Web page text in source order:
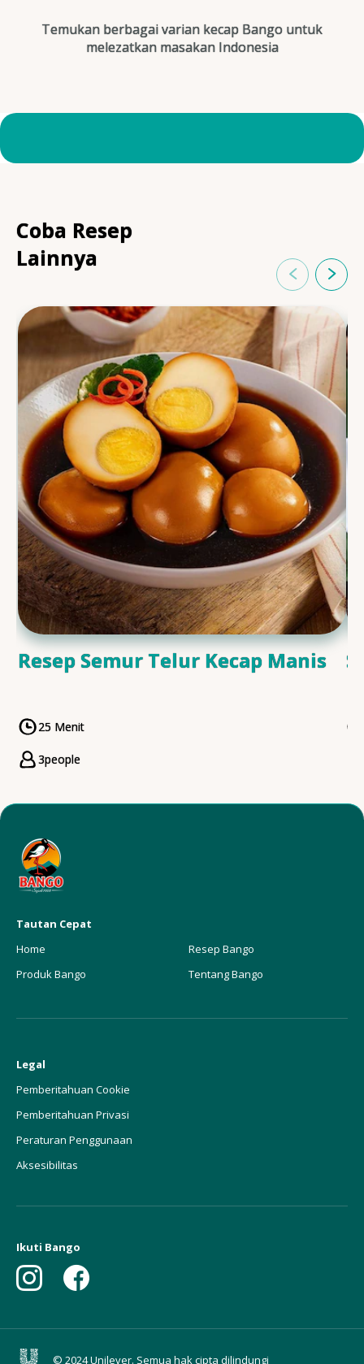
Temukan berbagai varian kecap Bango untuk
melezatkan masakan Indonesia
Coba Resep
Lainnya
Resep Semur Telur Kecap Manis
CookingTime
25 Menit
Servings
3people
Tautan Cepat
Home
Produk Bango
Resep Bango
Tentang Bango
Legal
Pemberitahuan Cookie
Pemberitahuan Privasi
Peraturan Penggunaan
Aksesibilitas
Ikuti Bango
© 2024 Unilever. Semua hak cipta dilindungi